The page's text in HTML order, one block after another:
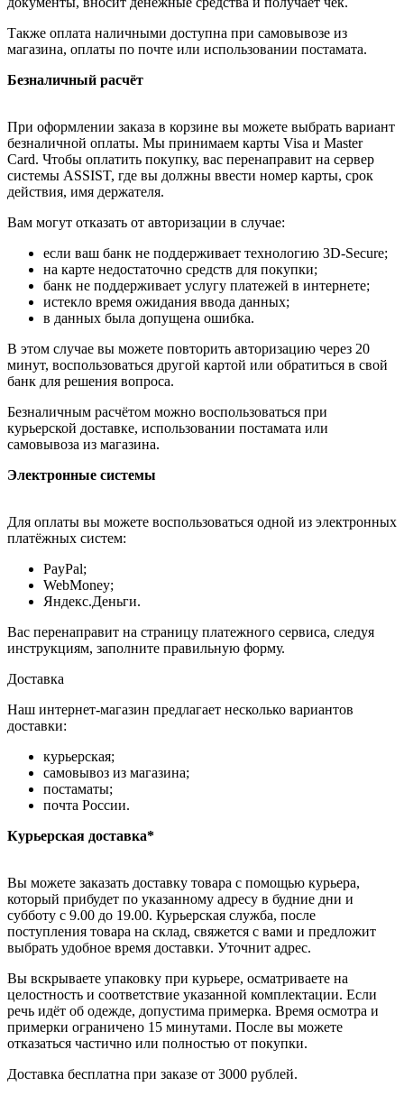
Также оплата наличными доступна при самовывозе из
магазина, оплаты по почте или использовании постамата.
Безналичный расчёт
При оформлении заказа в корзине вы можете выбрать вариант
безналичной оплаты. Мы принимаем карты Visa и Master
Card. Чтобы оплатить покупку, вас перенаправит на сервер
системы ASSIST, где вы должны ввести номер карты, срок
действия, имя держателя.
Вам могут отказать от авторизации в случае:
если ваш банк не поддерживает технологию 3D-Secure;
на карте недостаточно средств для покупки;
банк не поддерживает услугу платежей в интернете;
истекло время ожидания ввода данных;
в данных была допущена ошибка.
В этом случае вы можете повторить авторизацию через 20
минут, воспользоваться другой картой или обратиться в свой
банк для решения вопроса.
Безналичным расчётом можно воспользоваться при
курьерской доставке, использовании постамата или
самовывоза из магазина.
Электронные системы
Для оплаты вы можете воспользоваться одной из электронных
платёжных систем:
PayPal;
WebMoney;
Яндекс.Деньги.
Вас перенаправит на страницу платежного сервиса, следуя
инструкциям, заполните правильную форму.
Доставка
Наш интернет-магазин предлагает несколько вариантов
доставки:
курьерская;
самовывоз из магазина;
постаматы;
почта России.
Курьерская доставка*
Вы можете заказать доставку товара с помощью курьера,
который прибудет по указанному адресу в будние дни и
субботу с 9.00 до 19.00. Курьерская служба, после
поступления товара на склад, свяжется с вами и предложит
выбрать удобное время доставки. Уточнит адрес.
Вы вскрываете упаковку при курьере, осматриваете на
целостность и соответствие указанной комплектации. Если
речь идёт об одежде, допустима примерка. Время осмотра и
примерки ограничено 15 минутами. После вы можете
отказаться частично или полностью от покупки.
Доставка бесплатна при заказе от 3000 рублей.